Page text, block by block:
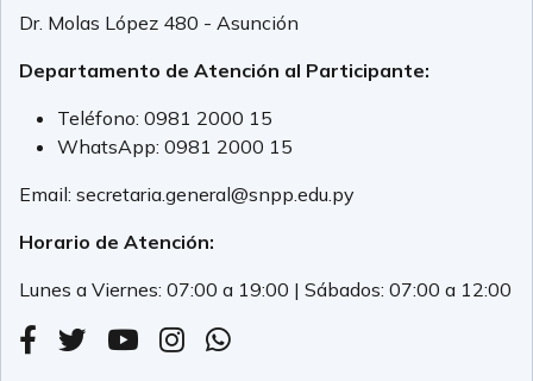
Dr. Molas López 480 - Asunción
Departamento de Atención al Participante:
Teléfono: 0981 2000 15
WhatsApp: 0981 2000 15
Email: secretaria.general@snpp.edu.py
Horario de Atención:
Lunes a Viernes: 07:00 a 19:00 | Sábados: 07:00 a 12:00